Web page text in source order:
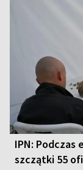
IPN: Podczas
szczątki 55